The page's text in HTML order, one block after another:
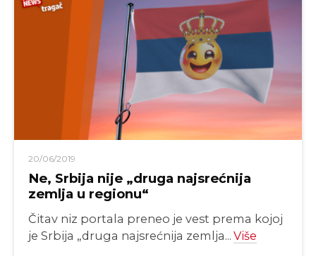
PRIJAVI LAŽNU VEST!
20/06/2019
Ne, Srbija nije „druga najsrećnija
zemlja u regionu“
Čitav niz portala preneo je vest prema kojoj
je Srbija „druga najsrećnija zemlja... Više